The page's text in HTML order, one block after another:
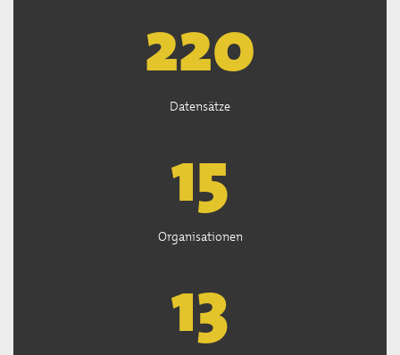
221
Datensätze
15
Organisationen
13